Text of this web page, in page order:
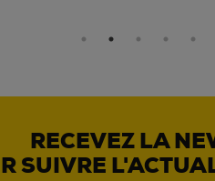
RECEVEZ LA
SUIVRE